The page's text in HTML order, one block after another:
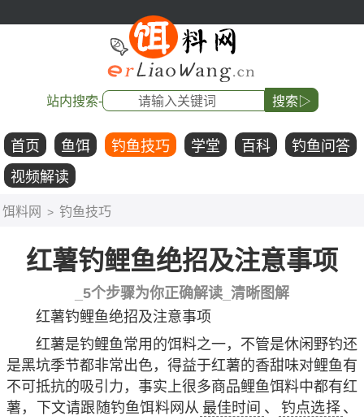
站内搜索- 搜索▷
首页 鱼饵 钓鱼技巧 学堂 百科
钓鱼问答
视频解读
饵料网 > 钓鱼技巧
红薯钓鲤鱼绝招及注意事项
_5个步骤为你正确解读_清晰图解
红薯钓鲤鱼绝招及注意事项
红薯是钓鲤鱼常用的饵料之一，不管是休闲野钓还
是黑坑季节都非常出色，得益于红薯的香甜味对鲤鱼有
不可抵抗的吸引力，事实上很多商品鲤鱼饵料中都有红
薯，下文请跟随钓鱼饵料网从 最佳时间 、 钓点选择 、